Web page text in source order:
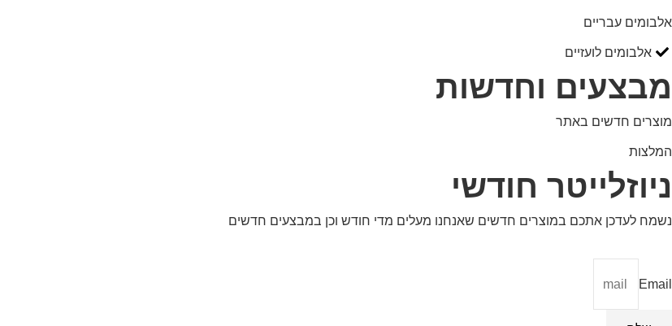
אלבומים עבריים
אלבומים לועזיים
מבצעים וחדשות
מוצרים חדשים באתר
המלצות
ניוזלייטר חודשי
נשמח לעדכן אתכם במוצרים חדשים שאנחנו מעלים מדי חודש וכן במבצעים חדשים
Email